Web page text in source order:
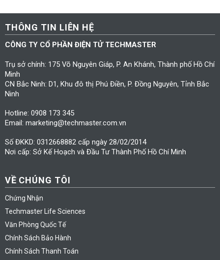
THÔNG TIN LIÊN HỆ
CÔNG TY CỔ PHẦN ĐIỆN TỬ TECHMASTER
Trụ sở chính: 175 Võ Nguyên Giáp, P. An Khánh, Thành phố Hồ Chí
Minh
CN Bắc Ninh: D1, Khu đô thị Phú Điền, P. Đồng Nguyên, Tỉnh Bắc
Ninh
Hotline: 0908 173 345
Email: marketing@techmaster.com.vn
Số ĐKKD: 0312668882 cấp ngày 28/02/2014
Nơi cấp: Sở Kế Hoạch và Đầu Tư Thành Phố Hồ Chí Minh
VỀ CHÚNG TÔI
Chứng Nhận
Techmaster Life Sciences
Văn Phòng Quốc Tế
Chính Sách Bảo Hành
Chính Sách Thanh Toán